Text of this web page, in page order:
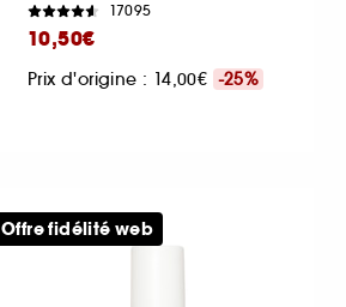
17095
10,50€
Prix d'origine : 14,00€ -25%
Offre fidélité web